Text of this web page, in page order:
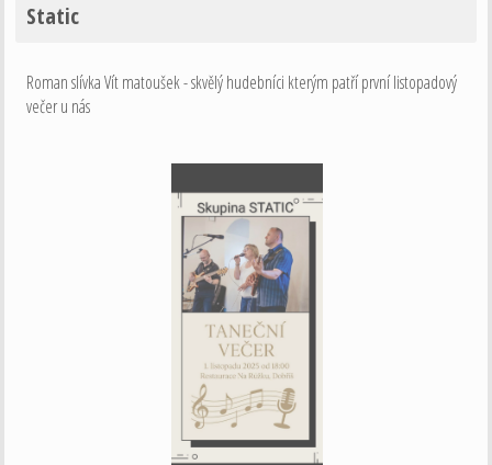
Static
Roman slívka Vít matoušek - skvělý hudebníci kterým patří první listopadový
večer u nás